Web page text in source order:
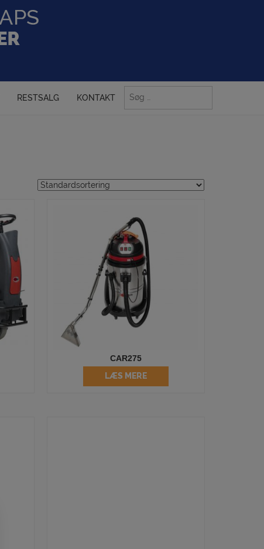
RESTSALG KONTAKT
Søg
efter:
CAR275
LÆS MERE